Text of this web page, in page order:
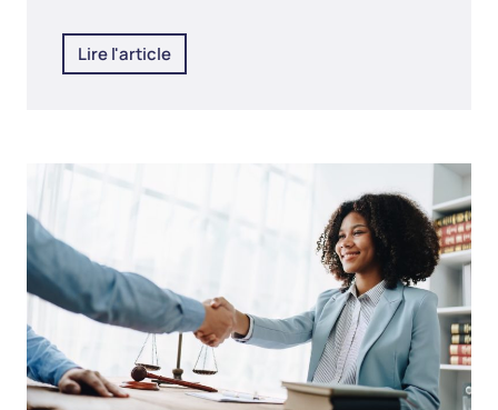
Lire l'article